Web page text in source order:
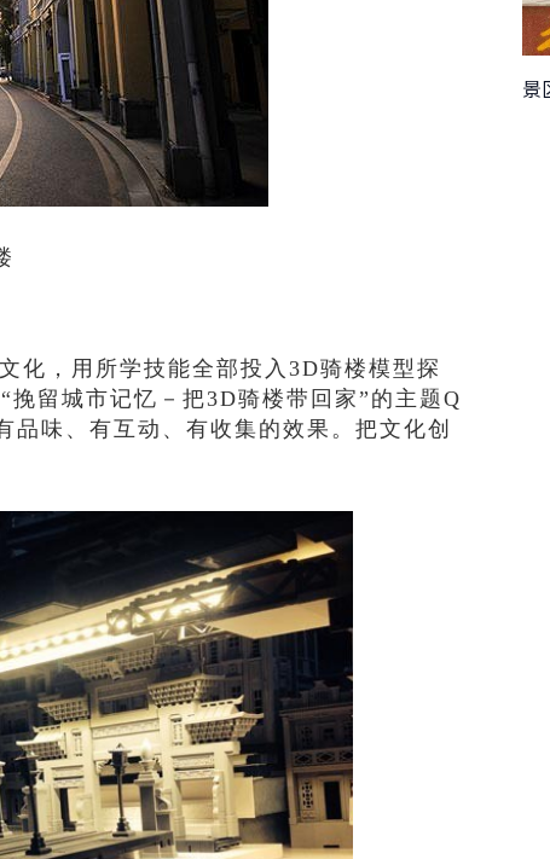
化，用所学技能全部投入3D骑楼模型探
留城市记忆－把3D骑楼带回家”的主题Q
味、有互动、有收集的效果。把文化创